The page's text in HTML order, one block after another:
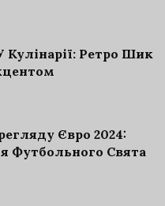
Ретро Шик
Євро 2024:
Футбольного Свята